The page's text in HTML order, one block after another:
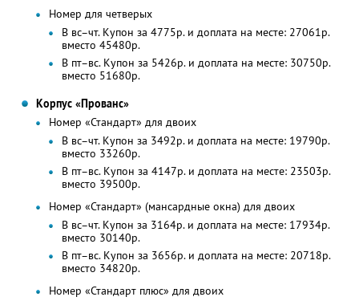
Номер для четверых
В вс–чт. Купон за 4775р. и доплата на месте: 27061р.
вместо 45480р.
В пт–вс. Купон за 5426р. и доплата на месте: 30750р.
вместо 51680р.
Корпус «Прованс»
Номер «Стандарт» для двоих
В вс–чт. Купон за 3492р. и доплата на месте: 19790р.
вместо 33260р.
В пт–вс. Купон за 4147р. и доплата на месте: 23503р.
вместо 39500р.
Номер «Стандарт» (мансардные окна) для двоих
В вс–чт. Купон за 3164р. и доплата на месте: 17934р.
вместо 30140р.
В пт–вс. Купон за 3656р. и доплата на месте: 20718р.
вместо 34820р.
Номер «Стандарт плюс» для двоих